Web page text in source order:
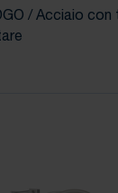
/ Acciaio con